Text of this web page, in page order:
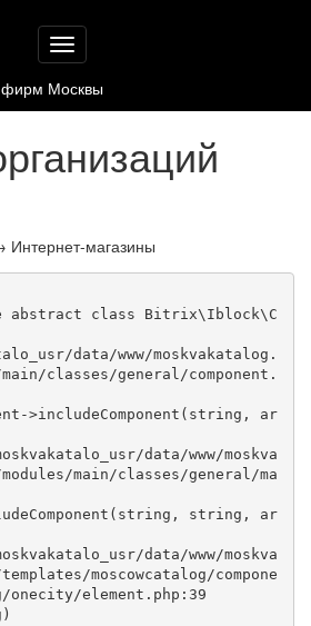
Меню
сайта
фирм Москвы
Интернет-магазины
abstract class Bitrix\Iblock\C
data/www/moskvakatalog.
classes/general/component.
>includeComponent(string, ar
main/classes/general/ma
string, ar
moscowcatalog/compone
element.php:39